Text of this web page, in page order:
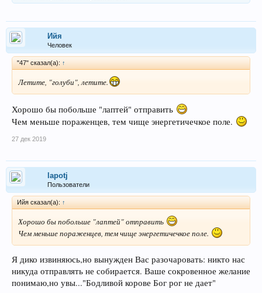
Ийя
Человек
"47" сказал(а): ↑
Летите, "голуби", летите.
Хорошо бы побольше "лаптей" отправить
Чем меньше пораженцев, тем чище энергетичечкое поле.
27 дек 2019
lapotj
Пользователи
Ийя сказал(а): ↑
Хорошо бы побольше "лаптей" отправить
Чем меньше пораженцев, тем чище энергетичечкое поле.
Я дико извиняюсь,но вынужден Вас разочаровать: никто нас
никуда отправлять не собирается. Ваше сокровенное желание
понимаю,но увы..."Бодливой корове Бог рог не дает"